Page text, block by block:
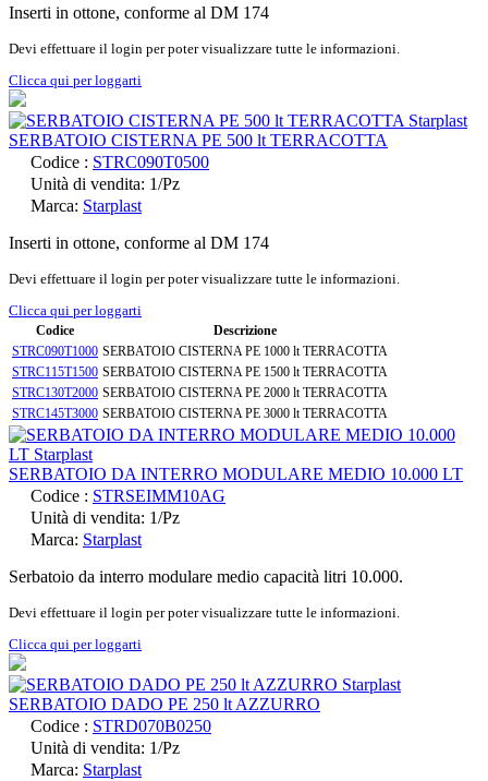
Inserti in ottone, conforme al DM 174
Devi effettuare il login per poter visualizzare tutte le informazioni.
Clicca qui per loggarti
SERBATOIO CISTERNA PE 500 lt TERRACOTTA
Codice : STRC090T0500
Unità di vendita: 1/Pz
Marca: Starplast
Inserti in ottone, conforme al DM 174
Devi effettuare il login per poter visualizzare tutte le informazioni.
Clicca qui per loggarti
Codice
Descrizione
STRC090T1000 SERBATOIO CISTERNA PE 1000 lt TERRACOTTA
STRC115T1500 SERBATOIO CISTERNA PE 1500 lt TERRACOTTA
STRC130T2000 SERBATOIO CISTERNA PE 2000 lt TERRACOTTA
STRC145T3000 SERBATOIO CISTERNA PE 3000 lt TERRACOTTA
SERBATOIO DA INTERRO MODULARE MEDIO 10.000 LT
Codice : STRSEIMM10AG
Unità di vendita: 1/Pz
Marca: Starplast
Serbatoio da interro modulare medio capacità litri 10.000.
Devi effettuare il login per poter visualizzare tutte le informazioni.
Clicca qui per loggarti
SERBATOIO DADO PE 250 lt AZZURRO
Codice : STRD070B0250
Unità di vendita: 1/Pz
Marca: Starplast